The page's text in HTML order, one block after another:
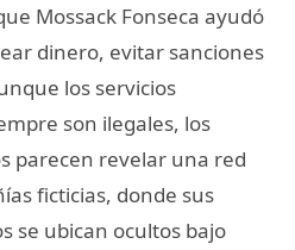
Mossack Fonseca ayudó
dinero, evitar sanciones
los servicios
son ilegales, los
parecen revelar una red
ficticias, donde sus
se ubican ocultos bajo